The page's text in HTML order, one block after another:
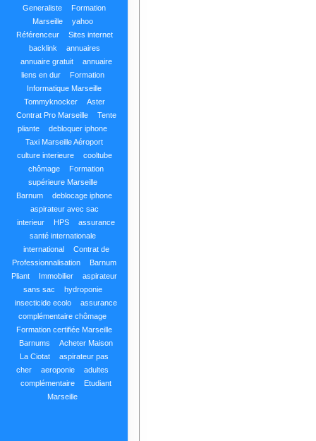
Generaliste
Formation
Marseille
yahoo
Référenceur
Sites internet
backlink
annuaires
annuaire gratuit
annuaire
liens en dur
Formation
Informatique Marseille
Tommyknocker
Aster
Contrat Pro Marseille
Tente
pliante
debloquer iphone
Taxi Marseille Aéroport
culture interieure
cooltube
chômage
Formation
supérieure Marseille
Barnum
deblocage iphone
aspirateur avec sac
interieur
HPS
assurance
santé internationale
international
Contrat de
Professionnalisation
Barnum
Pliant
Immobilier
aspirateur
sans sac
hydroponie
insecticide ecolo
assurance
complémentaire chômage
Formation certifiée Marseille
Barnums
Acheter Maison
La Ciotat
aspirateur pas
cher
aeroponie
adultes
complémentaire
Etudiant
Marseille